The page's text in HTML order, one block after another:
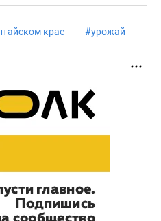
крае #урожай